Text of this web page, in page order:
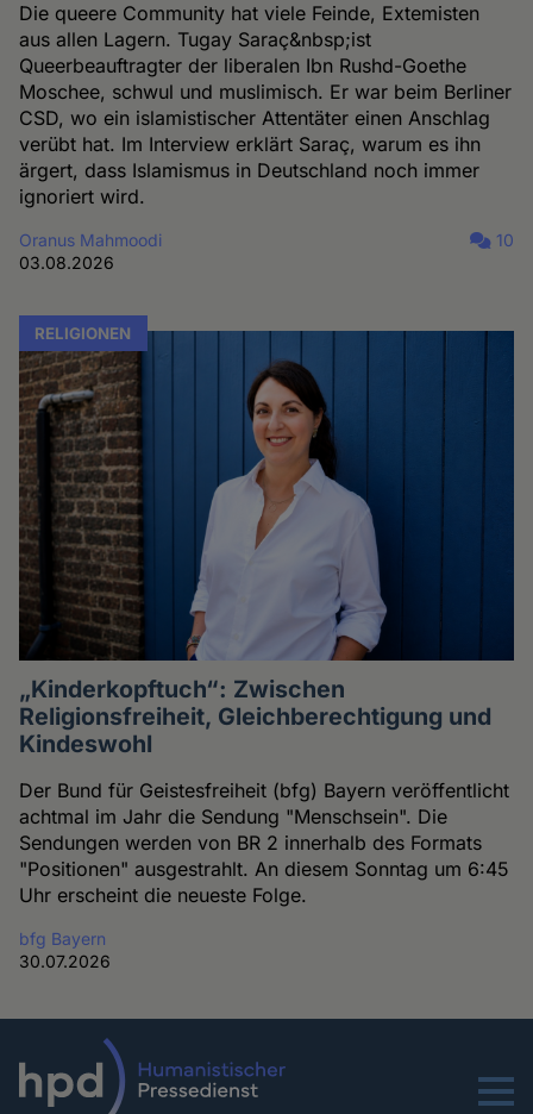
Die queere Community hat viele Feinde, Extemisten
aus allen Lagern. Tugay Saraç&nbsp;ist
Queerbeauftragter der liberalen Ibn Rushd-Goethe
Moschee, schwul und muslimisch. Er war beim Berliner
CSD, wo ein islamistischer Attentäter einen Anschlag
verübt hat. Im Interview erklärt Saraç, warum es ihn
ärgert, dass Islamismus in Deutschland noch immer
ignoriert wird.
Oranus Mahmoodi
03.08.2026
10
RELIGIONEN
„Kinderkopftuch“: Zwischen
Religionsfreiheit, Gleichberechtigung und
Kindeswohl
Der Bund für Geistesfreiheit (bfg) Bayern veröffentlicht
achtmal im Jahr die Sendung "Menschsein". Die
Sendungen werden von BR 2 innerhalb des Formats
"Positionen" ausgestrahlt. An diesem Sonntag um 6:45
Uhr erscheint die neueste Folge.
bfg Bayern
30.07.2026
Menu